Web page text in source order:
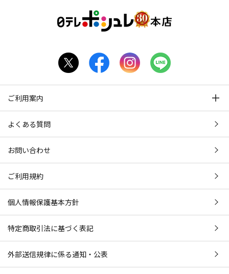
ご利用案内
よくある質問
お問い合わせ
ご利用規約
個人情報保護基本方針
特定商取引法に基づく表記
外部送信規律に係る通知・公表